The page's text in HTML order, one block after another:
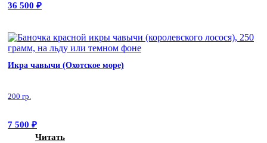
36 500 ₽
Икра чавычи (Охотское море)
200 гр.
7 500 ₽
Читать